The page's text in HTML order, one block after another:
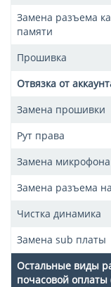
Замена разъема
памяти
Прошивка
Отвязка от
Замена прошивки
Рут права
Замена микрофона
Замена разъема
Чистка динамика
Замена sub платы
Остальные виды
почасовой оплаты